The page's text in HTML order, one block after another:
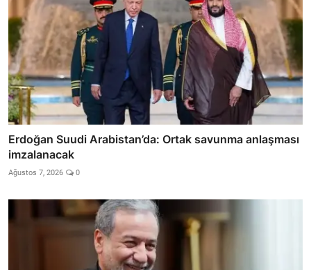
Erdoğan Suudi Arabistan’da: Ortak savunma anlaşması
imzalanacak
Ağustos 7, 2026 0